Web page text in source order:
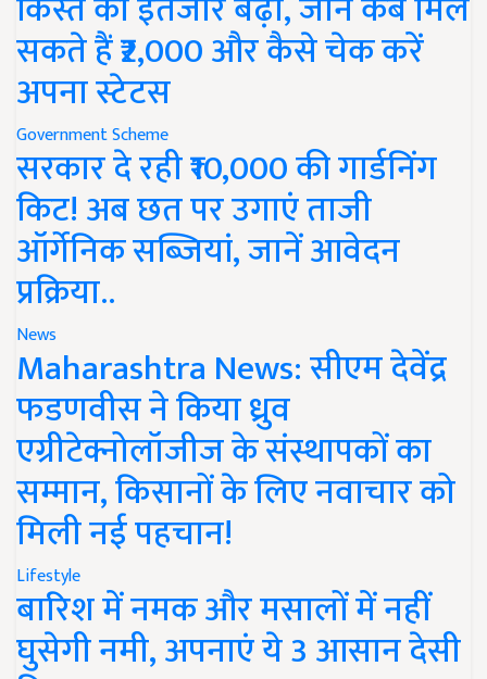
सकते हैं ₹2,000 और कैसे चेक करें
अपना स्टेटस
Government Scheme
सरकार दे रही ₹10,000 की गार्डनिंग
किट! अब छत पर उगाएं ताजी
ऑर्गेनिक सब्जियां, जानें आवेदन
प्रक्रिया..
News
Maharashtra News: सीएम देवेंद्र
फडणवीस ने किया ध्रुव
एग्रीटेक्नोलॉजीज के संस्थापकों का
सम्मान, किसानों के लिए नवाचार को
मिली नई पहचान!
Lifestyle
बारिश में नमक और मसालों में नहीं
घुसेगी नमी, अपनाएं ये 3 आसान देसी